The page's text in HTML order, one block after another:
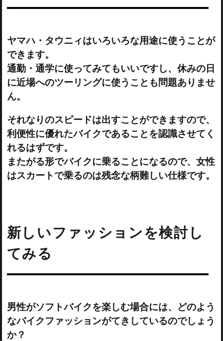
ヤマハ・タウニィはいろいろな用途に使うことが
できます。
通勤・通学に使ってみてもいいですし、休みの日
に近場へのツーリングに使うことも問題ありませ
ん。
それなりのスピードは出すことができますので、
利便性に優れたバイクであることを認識させてく
れるはずです。
またがる形でバイクに乗ることになるので、女性
はスカートで乗るのは残念な柄難しい仕様です。
新しいファッションを検討し
てみる
男性がソフトバイクを楽しむ場合には、どのよう
なバイクファッションがてきしているのでしょう
か？